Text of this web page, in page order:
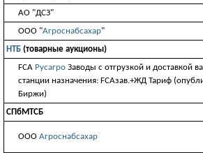
АО "ДСЗ"
ООО "Агроснабсахар"
НТБ (товарные аукционы)
FCA Русагро Заводы с отгрузкой и доставкой
станции назначения: FCAзав.+ЖД Тариф
Биржи)
СПбМТСБ
ООО Агроснабсахар